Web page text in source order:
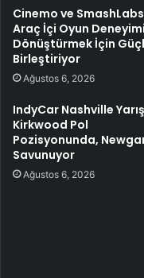
Cinemo ve
Araç İçi Oyun
Dönüştürmek İçin
Birleştiriyor
Ağustos 6, 2026
IndyCar Nashville
Kirkwood Pol
Pozisyonunda,
Savunuyor
Ağustos 6, 2026